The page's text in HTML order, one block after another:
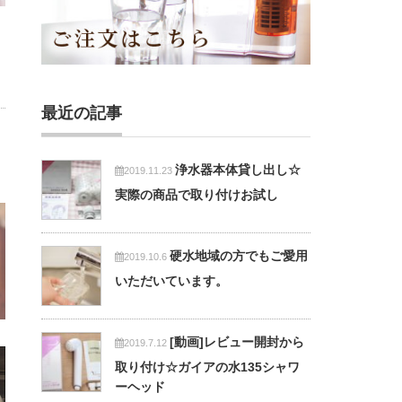
最近の記事
2019.11.23 浄水器本体貸し出し☆
実際の商品で取り付けお試し
2019.10.6 硬水地域の方でもご愛用
いただいています。
2019.7.12 [動画]レビュー開封から
取り付け☆ガイアの水135シャワ
ーヘッド